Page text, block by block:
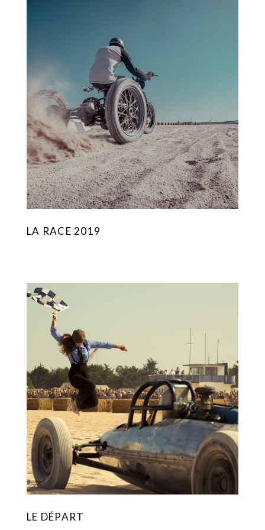
LA RACE 2019
LE DÉPART